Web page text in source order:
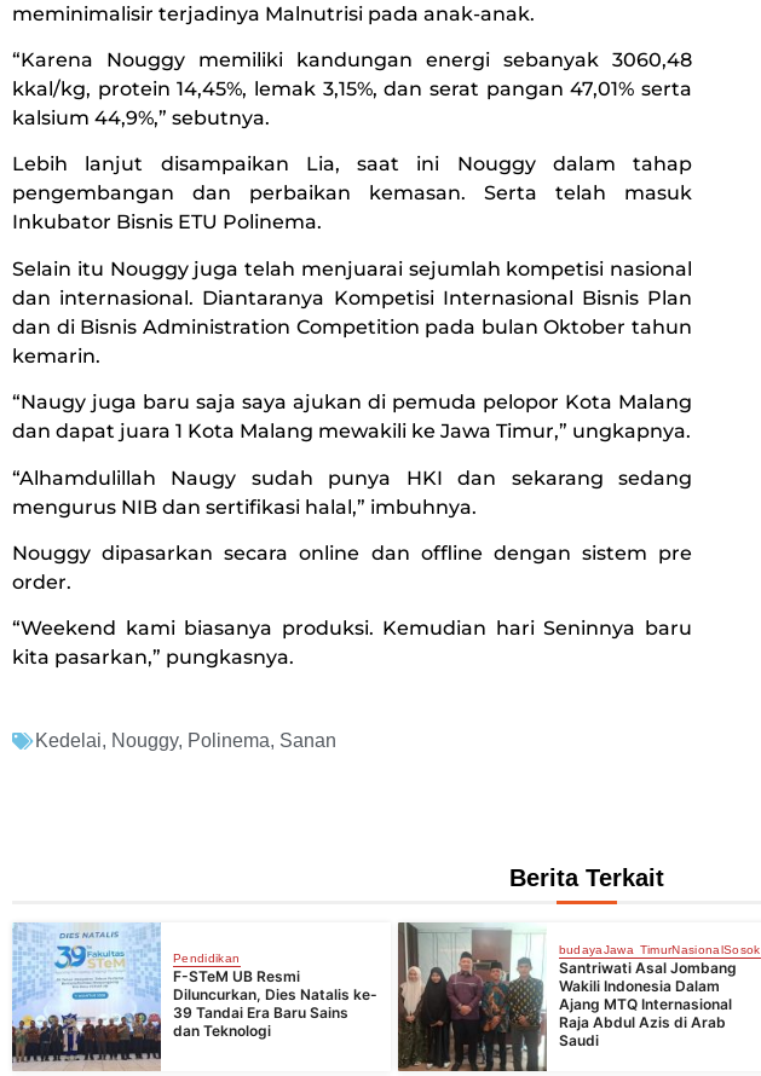
meminimalisir terjadinya Malnutrisi pada anak-anak.
“Karena Nouggy memiliki kandungan energi sebanyak 3060,48
kkal/kg, protein 14,45%, lemak 3,15%, dan serat pangan 47,01% serta
kalsium 44,9%,” sebutnya.
Lebih lanjut disampaikan Lia, saat ini Nouggy dalam tahap
pengembangan dan perbaikan kemasan. Serta telah masuk
Inkubator Bisnis ETU Polinema.
Selain itu Nouggy juga telah menjuarai sejumlah kompetisi nasional
dan internasional. Diantaranya Kompetisi Internasional Bisnis Plan
dan di Bisnis Administration Competition pada bulan Oktober tahun
kemarin.
“Naugy juga baru saja saya ajukan di pemuda pelopor Kota Malang
dan dapat juara 1 Kota Malang mewakili ke Jawa Timur,” ungkapnya.
“Alhamdulillah Naugy sudah punya HKI dan sekarang sedang
mengurus NIB dan sertifikasi halal,” imbuhnya.
Nouggy dipasarkan secara online dan offline dengan sistem pre
order.
“Weekend kami biasanya produksi. Kemudian hari Seninnya baru
kita pasarkan,” pungkasnya.
Kedelai, Nouggy, Polinema, Sanan
Berita Terkait
Pendidikan
F-STeM UB Resmi
Diluncurkan, Dies Natalis ke-
39 Tandai Era Baru Sains
dan Teknologi
budayaJawa TimurNasionalSosok
Santriwati Asal Jombang
Wakili Indonesia Dalam
Ajang MTQ Internasional
Raja Abdul Azis di Arab
Saudi